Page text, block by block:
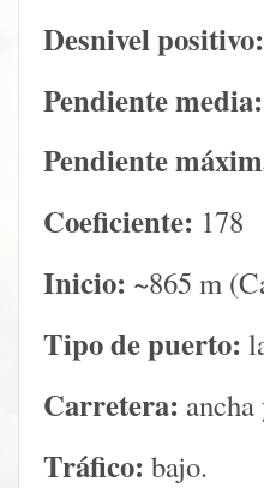
Desnivel positivo:
Pendiente media:
Pendiente
Coeficiente: 178
Inicio: ~865 m
Tipo de puerto:
Carretera:
Tráfico: bajo.